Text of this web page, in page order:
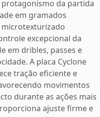
da partida
em gramados
excepcional da
em dribles, passes e
A placa Cyclone
tração eficiente e
movimentos
durante as ações mais
ajuste firme e